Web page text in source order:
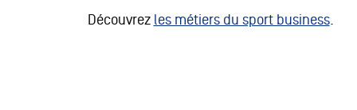
Découvrez les métiers du sport business.